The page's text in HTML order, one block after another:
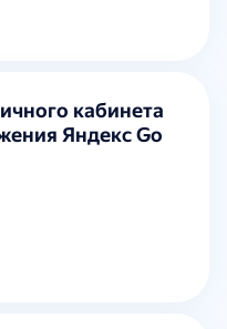
кабинета
Яндекс Go